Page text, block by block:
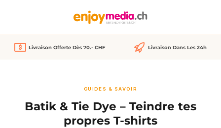
Livraison Offerte Dès 70.- CHF Livraison Dans Les 24h
GUIDES & SAVOIR
Batik & Tie Dye – Teindre tes
propres T-shirts